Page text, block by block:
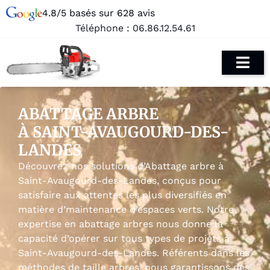
4.8/5 basés sur 628 avis
Téléphone : 06.86.12.54.61
ABATTAGE ARBRE
À SAINT-AVAUGOURD-DES-
LANDES
Découvrez nos solutions d’Abattage arbre à
Saint-Avaugourd-des-Landes, conçus pour
satisfaire aux attentes les plus diversifiés en
matière d’maintenance d’espaces verts. Notre
expertise en abattage arbres nous donne la
capacité d’opérer sur tous types de projets à
Saint-Avaugourd-des-Landes. Référents dans les
méthodes de taille arbres, nous garantissons des